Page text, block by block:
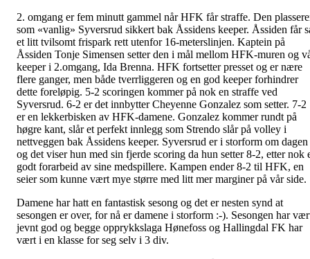
2. omgang er fem minutt gammel når HFK får straffe. Den
som «vanlig» Syversrud sikkert bak Åssidens keeper. Åssiden får
et litt tvilsomt frispark rett utenfor 16-meterslinjen. Kaptein på
Åssiden Tonje Simensen setter den i mål mellom HFK-muren og
keeper i 2.omgang, Ida Brenna. HFK fortsetter presset og er nære
flere ganger, men både tverrliggeren og en god keeper forhindrer
dette foreløpig. 5-2 scoringen kommer på nok en straffe ved
Syversrud. 6-2 er det innbytter Cheyenne Gonzalez som setter. 7-2
er en lekkerbisken av HFK-damene. Gonzalez kommer rundt på
høgre kant, slår et perfekt innlegg som Strendo slår på volley i
nettveggen bak Åssidens keeper. Syversrud er i storform om dagen
og det viser hun med sin fjerde scoring da hun setter 8-2, etter nok
godt forarbeid av sine medspillere. Kampen ender 8-2 til HFK, en
seier som kunne vært mye større med litt mer marginer på vår side.
Damene har hatt en fantastisk sesong og det er nesten synd at
sesongen er over, for nå er damene i storform :-). Sesongen har
jevnt god og begge opprykkslaga Hønefoss og Hallingdal FK har
vært i en klasse for seg selv i 3 div.